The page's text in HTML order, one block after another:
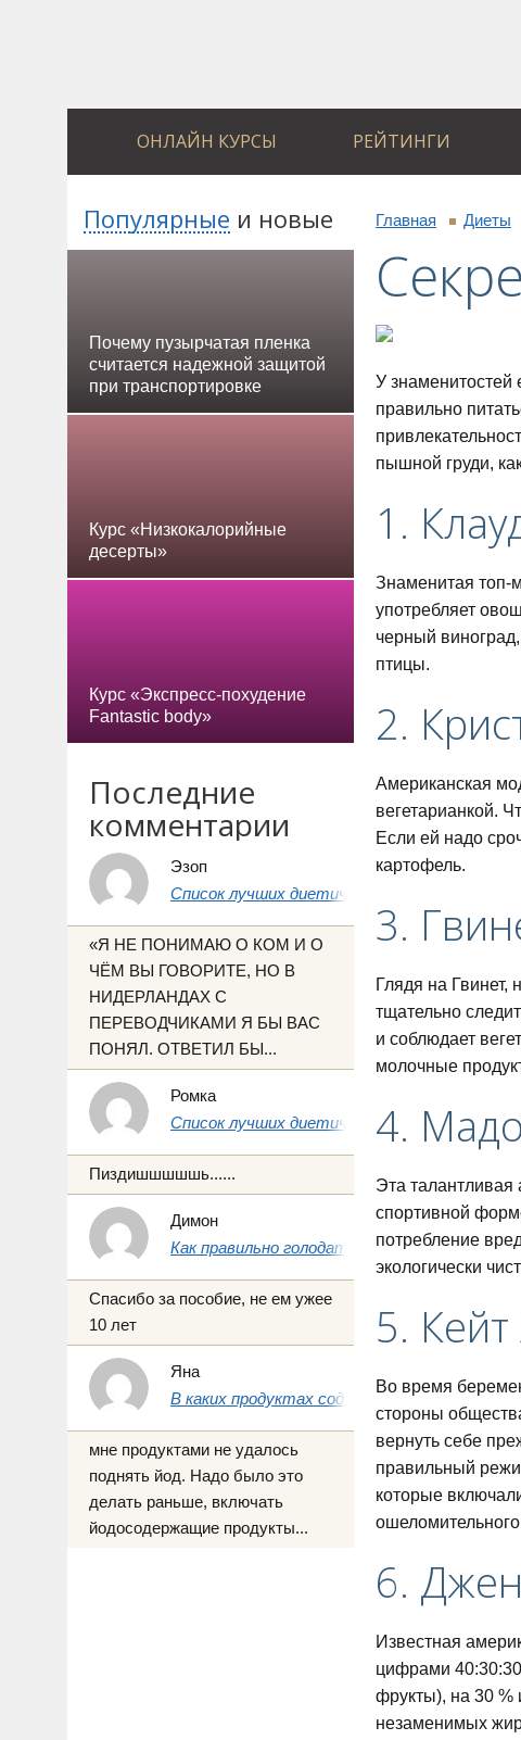
ОНЛАЙН КУРСЫ РЕЙТИНГИ
Главная Диеты
У знаменитостей
правильно
пышной груди,
1.
Знаменитая топ-
употребляет
черный
птицы.
2.
Американская
вегетарианкой.
Если ей надо
картофель.
3.
Глядя на Гвинет,
тщательно
и соблюдает
молочные
4.
Эта талантливая
спортивной
потребление
экологически
5.
Во время
стороны
вернуть себе
правильный
которые
6.
Известная
цифрами
фрукты), на 30 %
незаменимых
Популярные и новые
Почему пузырчатая пленка
считается надежной защитой
при транспортировке
Курс «Низкокалорийные
десерты»
Курс «Экспресс-похудение
Fantastic body»
Последние
комментарии
Эзоп
Список лучших диетических продуктов
«Я НЕ ПОНИМАЮ О КОМ И О
ЧЁМ ВЫ ГОВОРИТЕ, НО В
НИДЕРЛАНДАХ С
ПЕРЕВОДЧИКАМИ Я БЫ ВАС
ПОНЯЛ. ОТВЕТИЛ БЫ...
Ромка
Список лучших диетических продуктов
Пиздишшшшшь......
Димон
Как правильно голодать на воде 1, 3 и 7 дней
Спасибо за пособие, не ем ужее
10 лет
Яна
В каких продуктах содержится йод: полный
мне продуктами не удалось
поднять йод. Надо было это
делать раньше, включать
йодосодержащие продукты...